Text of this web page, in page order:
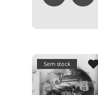
Sem stock